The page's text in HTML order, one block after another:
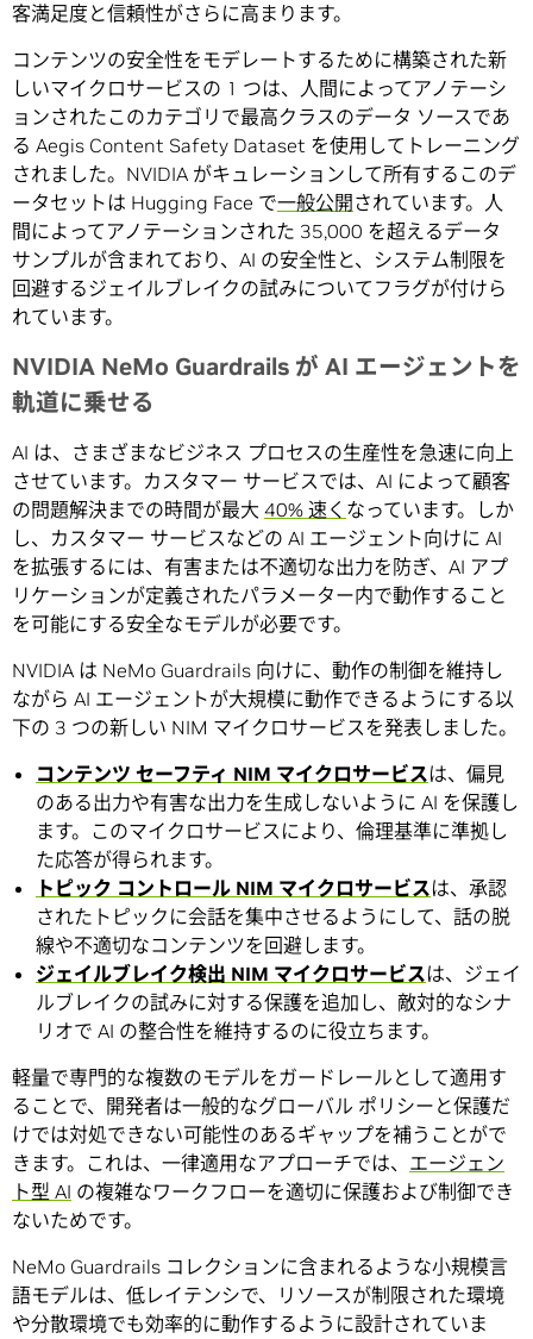
客満足度と信頼性がさらに高まります。
コンテンツの安全性をモデレートするために構築された新
しいマイクロサービスの 1 つは、人間によってアノテーシ
ョンされたこのカテゴリで最高クラスのデータ ソースであ
る Aegis Content Safety Dataset を使用してトレーニング
されました。NVIDIA がキュレーションして所有するこのデ
ータセットは Hugging Face で一般公開 されています。人
間によってアノテーションされた 35,000 を超えるデータ
サンプルが含まれており、AI の安全性と、システム制限を
回避するジェイルブレイクの試みについてフラグが付けら
れています。
NVIDIA NeMo Guardrails が AI エージェントを
軌道に乗せる
AI は、さまざまなビジネス プロセスの生産性を急速に向上
させています。カスタマー サービスでは、AI によって顧客
の問題解決までの時間が最大 40% 速く なっています。しか
し、カスタマー サービスなどの AI エージェント向けに AI
を拡張するには、有害または不適切な出力を防ぎ、AI アプ
リケーションが定義されたパラメーター内で動作すること
を可能にする安全なモデルが必要です。
NVIDIA は NeMo Guardrails 向けに、動作の制御を維持し
ながら AI エージェントが大規模に動作できるようにする以
下の 3 つの新しい NIM マイクロサービスを発表しました。
コンテンツ セーフティ NIM マイクロサービスは、偏見
のある出力や有害な出力を生成しないように AI を保護し
ます。このマイクロサービスにより、倫理基準に準拠し
た応答が得られます。
トピック コントロール NIM マイクロサービスは、承認
されたトピックに会話を集中させるようにして、話の脱
線や不適切なコンテンツを回避します。
ジェイルブレイク検出 NIM マイクロサービスは、ジェイ
ルブレイクの試みに対する保護を追加し、敵対的なシナ
リオで AI の整合性を維持するのに役立ちます。
軽量で専門的な複数のモデルをガードレールとして適用す
ることで、開発者は一般的なグローバル ポリシーと保護だ
けでは対処できない可能性のあるギャップを補うことがで
きます。これは、一律適用なアプローチでは、 エージェン
ト型 AI の複雑なワークフローを適切に保護および制御でき
ないためです。
NeMo Guardrails コレクションに含まれるような小規模言
語モデルは、低レイテンシで、リソースが制限された環境
や分散環境でも効率的に動作するように設計されていま